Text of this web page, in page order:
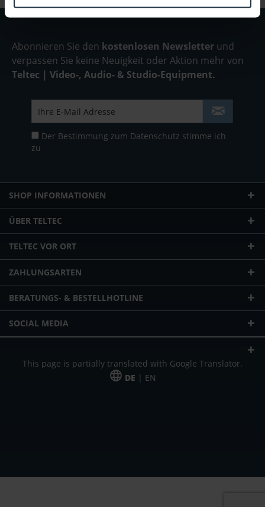
Abonnieren Sie den kostenlosen Newsletter und
verpassen Sie keine Neuigkeit oder Aktion mehr von
Teltec | Video-, Audio- & Studio-Equipment.
Der Bestimmung zum Datenschutz stimme ich
zu
SHOP INFORMATIONEN
ÜBER TELTEC
TELTEC VOR ORT
ZAHLUNGSARTEN
BERATUNGS- & BESTELLHOTLINE
SOCIAL MEDIA
This page is partially translated with Google Translator.
DE | EN